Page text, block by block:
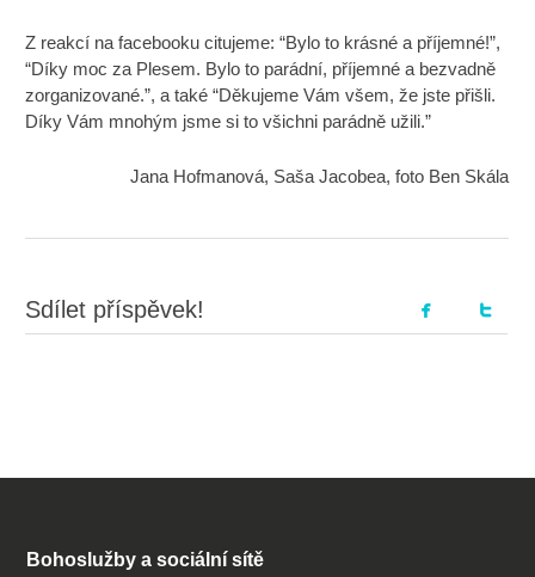
Z reakcí na facebooku citujeme: “Bylo to krásné a příjemné!”,
“Díky moc za Plesem. Bylo to parádní, příjemné a bezvadně
zorganizované.”, a také “Děkujeme Vám všem, že jste přišli.
Díky Vám mnohým jsme si to všichni parádně užili.”
Jana Hofmanová, Saša Jacobea, foto Ben Skála
Sdílet příspěvek!
Bohoslužby a sociální sítě